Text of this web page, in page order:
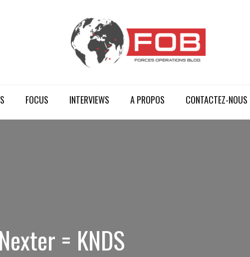
FOCUS INTERVIEWS A PROPOS CONTACTEZ-NOUS
= KNDS